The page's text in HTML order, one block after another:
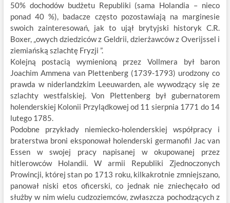
50% dochodów budżetu Republiki (sama Holandia – nieco
ponad 40 %), badacze często pozostawiają na marginesie
swoich zainteresowań, jak to ujął brytyjski historyk C.R.
Boxer, „owych dziedziców z Geldrii, dzierżawców z Overijssel i
ziemiańską szlachtę Fryzji ”.
Kolejną postacią wymienioną przez Vollmera był baron
Joachim Ammena van Plettenberg (1739-1793) urodzony co
prawda w niderlandzkim Leeuwarden, ale wywodzący się ze
szlachty westfalskiej. Von Plettenberg był gubernatorem
holenderskiej Kolonii Przylądkowej od 11 sierpnia 1771 do 14
lutego 1785.
Podobne przykłady niemiecko-holenderskiej współpracy i
braterstwa broni eksponował holenderski germanofil Jac van
Essen w swojej pracy napisanej w okupowanej przez
hitlerowców Holandii. W armii Republiki Zjednoczonych
Prowincji, której stan po 1713 roku, kilkakrotnie zmniejszano,
panował niski etos oficerski, co jednak nie zniechęcało od
służby w nim wielu cudzoziemców, zwłaszcza pochodzących z